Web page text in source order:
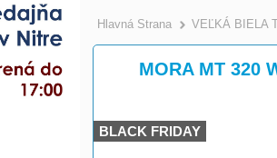
Hlavná Strana VEĽKÁ BIELA
MORA MT 320
BLACK FRIDAY